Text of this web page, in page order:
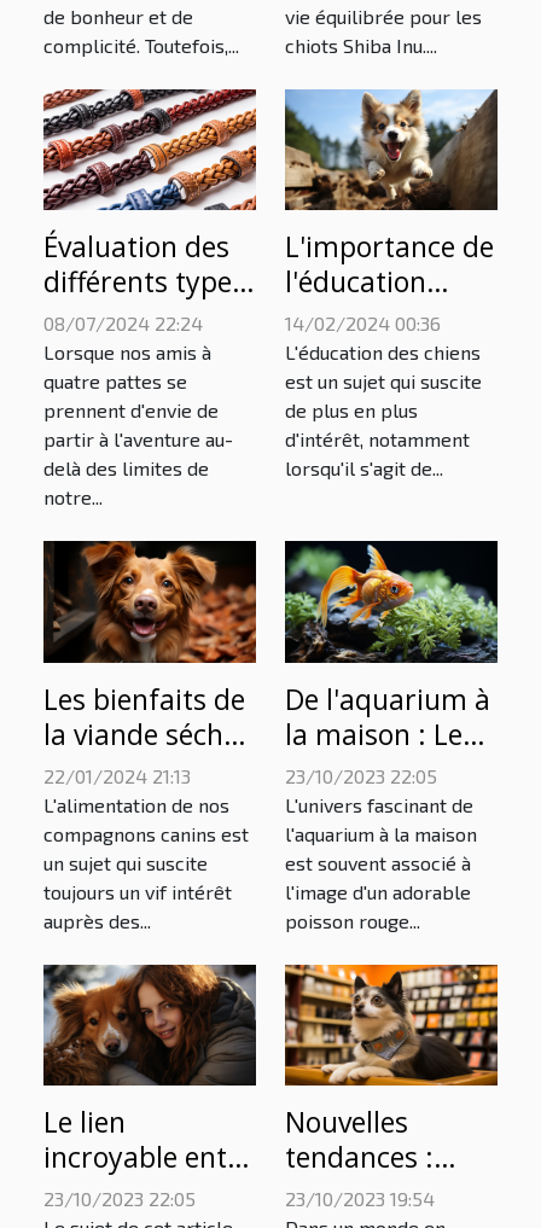
de bonheur et de
complicité. Toutefois,...
vie équilibrée pour les
chiots Shiba Inu....
Évaluation des
différents types
de colliers anti-
fugue
08/07/2024 22:24
Lorsque nos amis à
quatre pattes se
prennent d'envie de
partir à l'aventure au-
delà des limites de
notre...
L'importance de
l'éducation
précoce pour les
chiots Pomsky
14/02/2024 00:36
L'éducation des chiens
est un sujet qui suscite
de plus en plus
d'intérêt, notamment
lorsqu'il s'agit de...
Les bienfaits de
la viande séchée
de porc comme
récompense
naturelle pour
les chiens
22/01/2024 21:13
L'alimentation de nos
compagnons canins est
un sujet qui suscite
toujours un vif intérêt
auprès des...
De l'aquarium à
la maison : Le
bien-être des
poissons rouges
23/10/2023 22:05
L'univers fascinant de
l'aquarium à la maison
est souvent associé à
l'image d'un adorable
poisson rouge...
Le lien
incroyable entre
nos animaux de
23/10/2023 22:05
Nouvelles
tendances :
accessoires
23/10/2023 19:54